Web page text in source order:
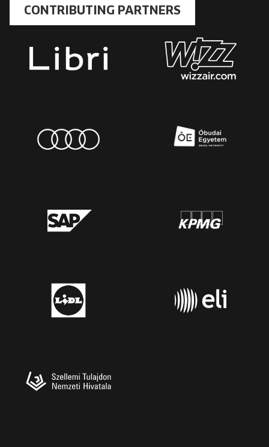
CONTRIBUTING PARTNERS